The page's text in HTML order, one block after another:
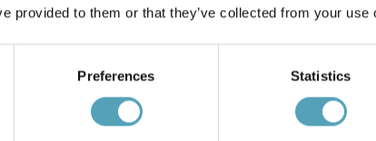
provided to them or that they’ve collected from your
Preferences Statistics